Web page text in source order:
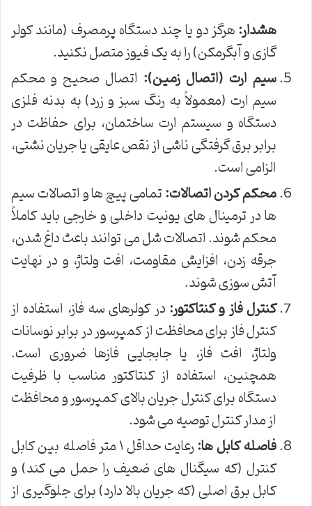
هشدار:هرگز دو یا چند دستگاه پرمصرف (مانند کولر
گازی و آبگرمکن) را به یک فیوز متصل نکنید.
سیم ارت (اتصال زمین): اتصال صحیح و محکم
سیم ارت (معمولاً به رنگ سبز و زرد) به بدنه فلزی
دستگاه و سیستم ارت ساختمان، برای حفاظت در
برابر برق گرفتگی ناشی از نقص عایقی یا جریان نشتی،
الزامی است.
محکم کردن اتصالات:تمامی پیچ ها و اتصالات سیم
ها در ترمینال های یونیت داخلی و خارجی باید کاملاً
محکم شوند. اتصالات شل می توانند باعث داغ شدن،
جرقه زدن، افزایش مقاومت، افت ولتاژ، و در نهایت
آتش سوزی شوند.
کنترل فاز و کنتاکتور:در کولرهای سه فاز، استفاده از
کنترل فاز برای محافظت از کمپرسور در برابر نوسانات
ولتاژ، افت فاز، یا جابجایی فازها ضروری است.
همچنین، استفاده از کنتاکتور مناسب با ظرفیت
دستگاه برای کنترل جریان بالای کمپرسور و محافظت
از مدار کنترل توصیه می شود.
فاصله کابل ها:
رعایت حداقل ۱ متر فاصله بین کابل
کنترل (که سیگنال های ضعیف را حمل می کند) و
کابل برق اصلی (که جریان بالا دارد) برای جلوگیری از